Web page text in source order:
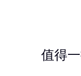
值得